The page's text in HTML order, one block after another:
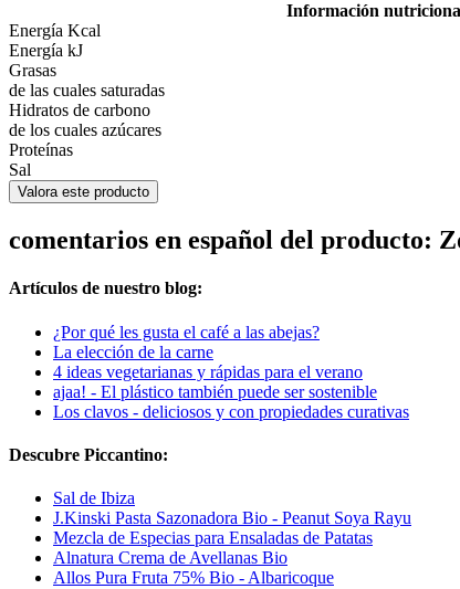
Información
Energía Kcal
Energía kJ
Grasas
de las cuales saturadas
Hidratos de carbono
de los cuales azúcares
Proteínas
Sal
Valora este producto
comentarios en español del producto:
Artículos de nuestro blog:
¿Por qué les gusta el café a las abejas?
La elección de la carne
4 ideas vegetarianas y rápidas para el verano
ajaa! - El plástico también puede ser sostenible
Los clavos - deliciosos y con propiedades curativas
Descubre Piccantino:
Sal de Ibiza
J.Kinski Pasta Sazonadora Bio - Peanut Soya Rayu
Mezcla de Especias para Ensaladas de Patatas
Alnatura Crema de Avellanas Bio
Allos Pura Fruta 75% Bio - Albaricoque